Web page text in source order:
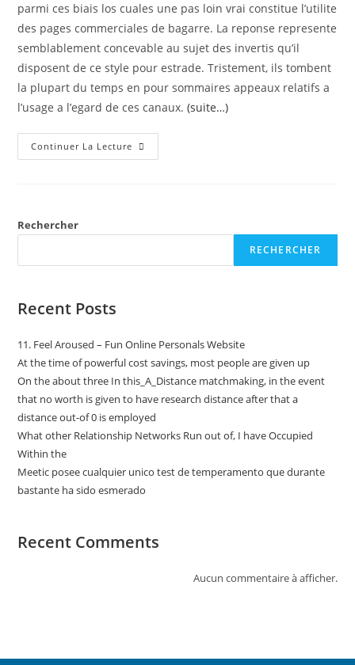
parmi ces biais los cuales une pas loin vrai constitue l’utilite
des pages commerciales de bagarre. La reponse represente
semblablement concevable au sujet des invertis qu’il
disposent de ce style pour estrade. Tristement, ils tombent
la plupart du temps en pour sommaires appeaux relatifs a
l’usage a l’egard de ces canaux.(suite…)
Continuer La Lecture
Rechercher
RECHERCHER
Recent Posts
11. Feel Aroused – Fun Online Personals Website
At the time of powerful cost savings, most people are given up
On the about three In this_A_Distance matchmaking, in the event
that no worth is given to have research distance after that a
distance out-of 0 is employed
What other Relationship Networks Run out of, I have Occupied
Within the
Meetic posee cualquier unico test de temperamento que durante
bastante ha sido esmerado
Recent Comments
Aucun commentaire à afficher.